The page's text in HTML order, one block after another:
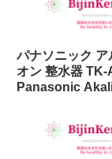
パナソニック ア
オン 整水器 TK-
Panasonic
in Japan